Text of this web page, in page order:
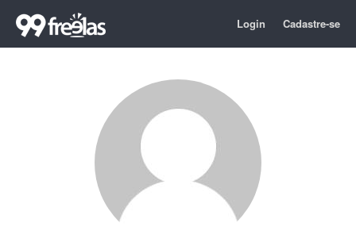
Login Cadastre-se